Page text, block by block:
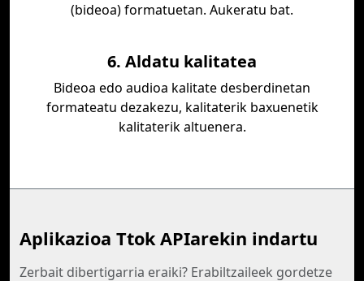
(bideoa) formatuetan. Aukeratu bat.
6. Aldatu kalitatea
Bideoa edo audioa kalitate desberdinetan
formateatu dezakezu, kalitaterik baxuenetik
kalitaterik altuenera.
Aplikazioa Ttok APIarekin indartu
Zerbait dibertigarria eraiki? Erabiltzaileek gordetze